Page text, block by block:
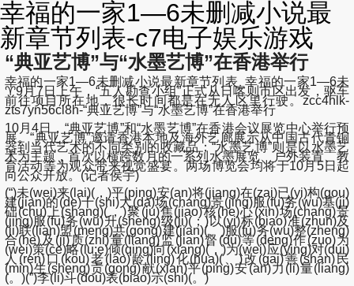
幸福的一家1—6未删减小说最
新章节列表-c7电子娱乐游戏
“典亚艺博”与“水墨艺博”在香港举行
幸福的一家1—6未删减小说最新章节列表_幸福的一家1—6未
♈9月7日上午，“五人勘查小组”正式从日喀则市区出发，驱车
前往项目所在地，很长时间都是在无人区里行驶。zcc4hlk-
zts7yn56cl8h-“典亚艺博”与“水墨艺博”在香港举行
10月4日，“典亚艺博”和“水墨艺博”在香港会议展览中心举行预
展。“典亚艺博”邀请香港本地及海外艺廊展示从中国古代青铜
器到当代艺术的不同类别的收藏品；“水墨艺博”则是以水墨艺
术为主题，首次以横跨数月的一系列水墨展览、户外装置、教
育活动等为观众带来视觉盛宴。两场博览会均将于10月5日起
向公众开放。(记者侯宇)
(“)未(wei)来(lai)(，)平(ping)安(an)将(jiang)在(zai)已(yi)构(gou)
建(jian)的(de)十(shi)大(da)场(chang)景(jing)服(fu)务(wu)基(ji)
础(chu)上(shang)(，)聚(ju)焦(jiao)核(he)心(xin)场(chang)景
(jing)服(fu)务(wu)升(sheng)级(ji)(；)以(yi)标(biao)准(zhun)及
(ji)联(lian)盟(meng)共(gong)建(jian)(、)服(fu)务(wu)整(zheng)
合(he)及(ji)质(zhi)量(liang)监(jian)督(du)等(deng)作(zuo)为
(wei)策(ce)略(lu:e)倾(qing)向(xiang)(，)为(wei)应(ying)对(dui)
人(ren)口(kou)老(lao)龄(ling)化(hua)(、)改(gai)善(shan)民
(min)生(sheng)贡(gong)献(xian)平(ping)安(an)力(li)量(liang)
(。)(”)李(li)斗(dou)表(biao)示(shi)(。)